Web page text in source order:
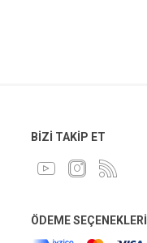
BIZI TAKIP ET
ÖDEME SEÇENEKLERI